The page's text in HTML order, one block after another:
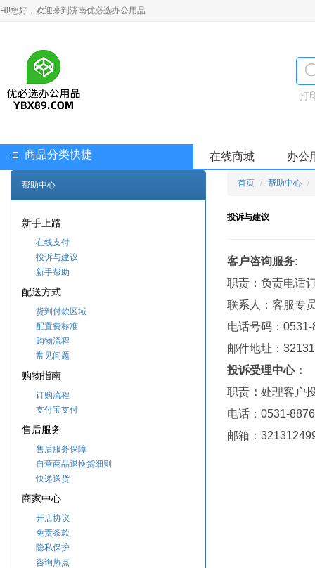
Hi!您好，欢迎来到济南优必选办公用品
打
商品分类快捷 在线商城 办公
帮助中心
新手上路
在线支付
投诉与建议
新手帮助
配送方式
货到付款区域
配置费标准
购物流程
常见问题
购物指南
订购流程
支付宝支付
售后服务
售后服务保障
自营商品退换货细则
快递送货
商家中心
开店协议
免责条款
隐私保护
咨询热点
首页 帮助中心
投诉与建议
客户咨询服务:
职责：负责电话
联系人：客服专
电话号码：
邮件地址：
投诉受理中心：
职责： 处理客户
电话： 0531-
邮箱：